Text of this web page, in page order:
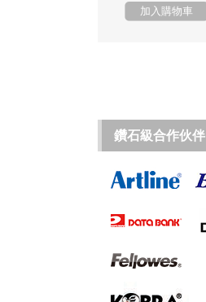
加入購物車
鑽石級合作伙伴